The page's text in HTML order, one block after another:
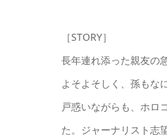
［STORY］
長年連れ添った親友の
よそよそしく、孫もな
戸惑いながらも、ホロ
た。ジャーナリスト志